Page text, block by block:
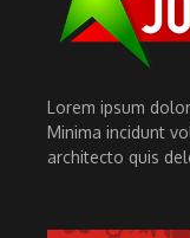
Lorem ipsum
Minima incidunt
architecto quis